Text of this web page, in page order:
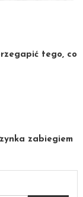
tego, co
zabiegiem